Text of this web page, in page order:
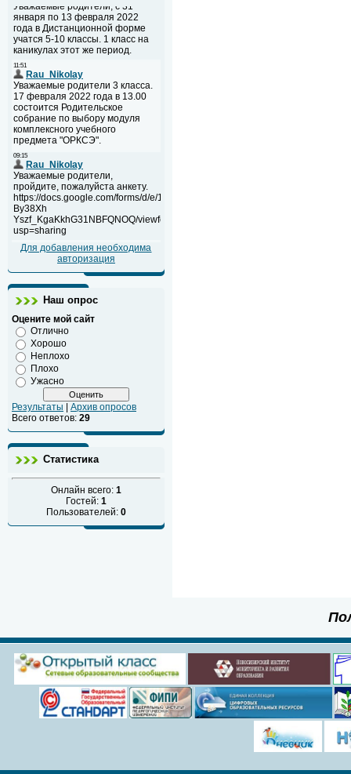
Для добавления необходима
авторизация
Наш опрос
Оцените мой сайт
Отлично
Хорошо
Неплохо
Плохо
Ужасно
Результаты
Архив опросов
Всего ответов: 29
Статистика
Онлайн всего: 1
Гостей: 1
Пользователей: 0